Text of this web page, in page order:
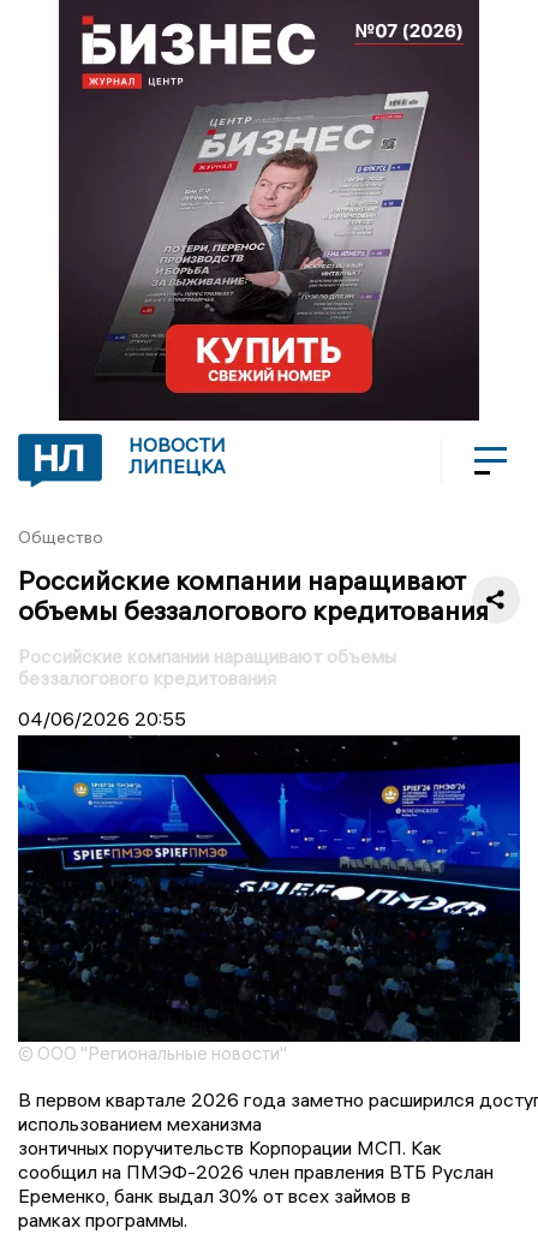
НОВОСТИ
ЛИПЕЦКА
Общество
Российские компании наращивают
объемы беззалогового кредитования
Российские компании наращивают объемы
беззалогового кредитования
04/06/2026 20:55
© ООО "Региональные новости"
В первом квартале 2026 года заметно расширился
использованием механизма
зонтичных поручительств Корпорации МСП. Как
сообщил на ПМЭФ-2026 член правления ВТБ Руслан
Еременко, банк выдал 30% от всех займов в
рамках программы.